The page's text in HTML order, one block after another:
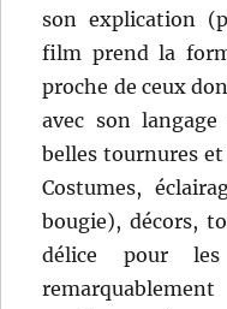
son explication
film prend la
proche de ceux
avec son
belles tournures et
Costumes,
bougie), décors,
délice pour